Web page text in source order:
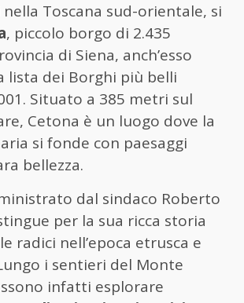
Toscana sud-orientale, si
, piccolo borgo di 2.435
di Siena, anch’esso
lista dei Borghi più belli
Situato a 385 metri sul
Cetona è un luogo dove la
si fonde con paesaggi
bellezza.
dal sindaco Roberto
per la sua ricca storia
radici nell’epoca etrusca e
i sentieri del Monte
infatti esplorare